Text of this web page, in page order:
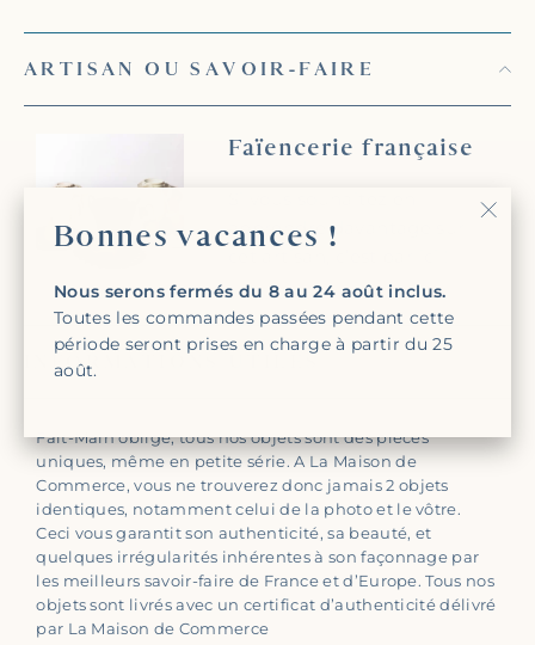
Bonnes vacances !
Nous serons fermés du 8 au 24 août inclus.
Toutes les commandes passées pendant cette
période seront prises en charge à partir du 25
août.
ARTISAN OU SAVOIR-FAIRE
Faïencerie française
apprendre davantage sur
INFORMATIONS UTILES
Fait-Main oblige, tous nos objets sont des pièces
uniques, même en petite série. A La Maison de
Commerce, vous ne trouverez donc jamais 2 objets
identiques, notamment celui de la photo et le vôtre.
Ceci vous garantit son authenticité, sa beauté, et
quelques irrégularités inhérentes à son façonnage par
les meilleurs savoir-faire de France et d’Europe. Tous nos
objets sont livrés avec un certificat d’authenticité délivré
par La Maison de Commerce